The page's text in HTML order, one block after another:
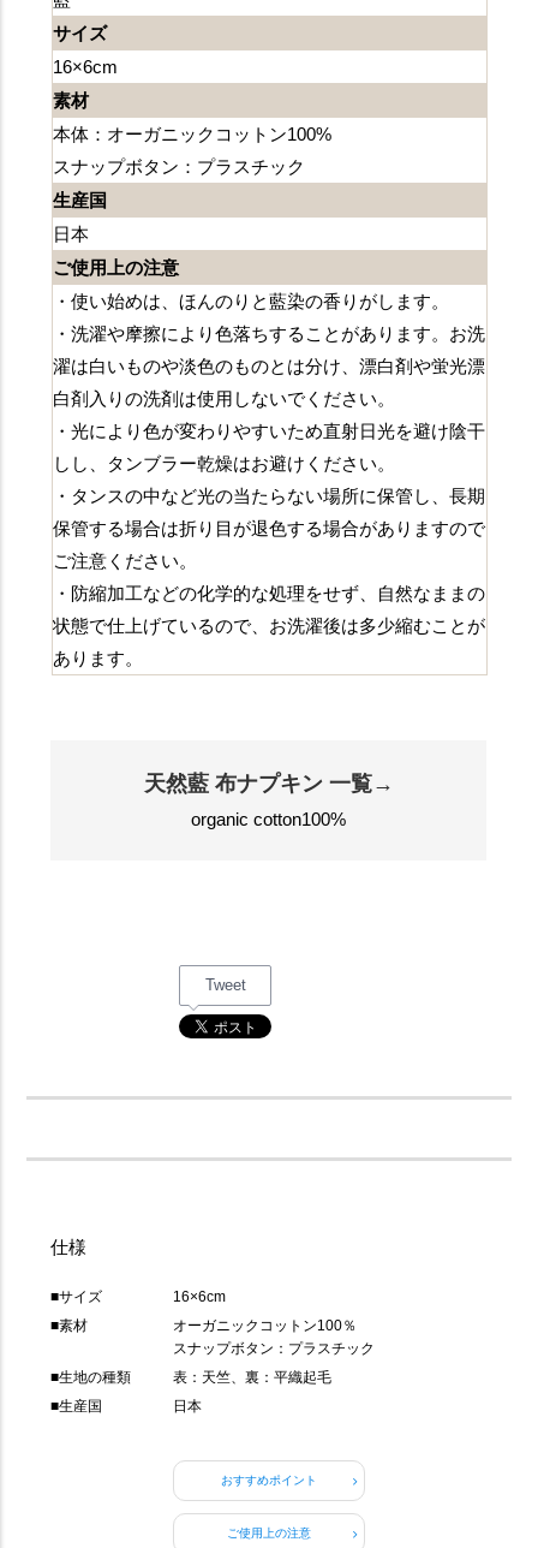
サイズ
16×6cm
素材
本体：オーガニックコットン100%
スナップボタン：プラスチック
生産国
日本
ご使用上の注意
・使い始めは、ほんのりと藍染の香りがします。
・洗濯や摩擦により色落ちすることがあります。お洗
濯は白いものや淡色のものとは分け、漂白剤や蛍光漂
白剤入りの洗剤は使用しないでください。
・光により色が変わりやすいため直射日光を避け陰干
しし、タンブラー乾燥はお避けください。
・タンスの中など光の当たらない場所に保管し、長期
保管する場合は折り目が退色する場合がありますので
ご注意ください。
・防縮加工などの化学的な処理をせず、自然なままの
状態で仕上げているので、お洗濯後は多少縮むことが
あります。
天然藍 布ナプキン 一覧→
organic cotton100%
Tweet
おすすめポイント
ご使用上の注意
仕様
■サイズ
16×6cm
■素材
オーガニックコットン100％
スナップボタン：プラスチック
■生地の種類
表：天竺、裏：平織起毛
■生産国
日本